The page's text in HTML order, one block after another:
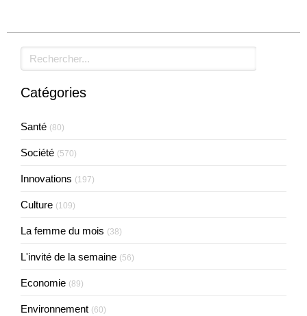
Rechercher
Catégories
Santé (80)
Société (570)
Innovations (197)
Culture (109)
La femme du mois (38)
L'invité de la semaine (56)
Economie (89)
Environnement (60)